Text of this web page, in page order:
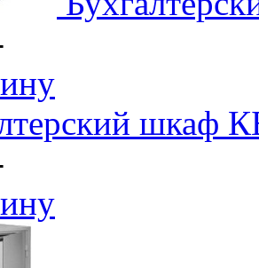
шкаф